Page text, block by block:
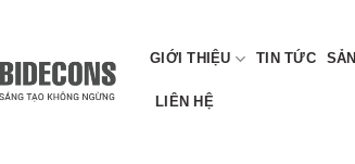
GIỚI THIỆU TIN TỨC
LIÊN HỆ